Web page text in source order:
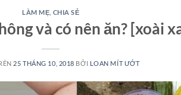
LÀM MẸ CHIA SẺ
và có nên ăn? [xoài
25 THÁNG 10, 2018 BỞI LOAN MÍT ƯỚT